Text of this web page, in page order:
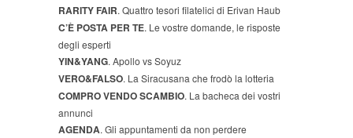
RARITY FAIR. Quattro tesori filatelici di Erivan Haub
C’È POSTA PER TE. Le vostre domande, le risposte
degli esperti
YIN&YANG. Apollo vs Soyuz
VERO&FALSO. La Siracusana che frodò la lotteria
COMPRO VENDO SCAMBIO. La bacheca dei vostri
annunci
AGENDA. Gli appuntamenti da non perdere